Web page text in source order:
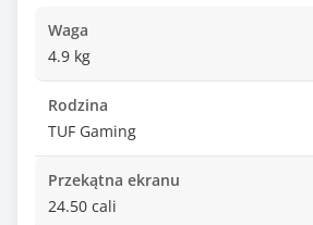
Waga
4.9 kg
Rodzina
TUF Gaming
Przekątna ekranu
24.50 cali